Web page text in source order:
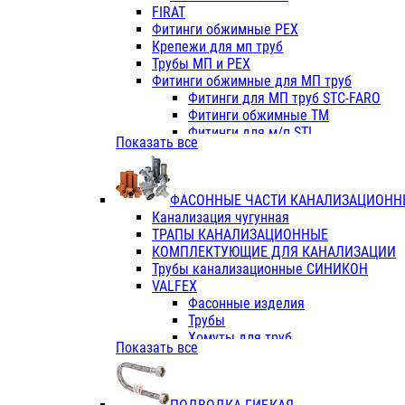
Фитинги ПП белые
Фитинги ПП белые
Фитинги ППс металл.белые
VALFEX
Трубы PE-RT
Трубы ПП водопровод белые
Трубы ПП водопровод серые
Трубы армированные
Трубы армированные
Фитинги с металл. серые
Фитинги ПП (серые)
Фитинги ПП белые
Краны
Фитинги ПП (белые)
Фитинги ПП с металлом белые
ПК КОНТУР
Краны полипропиленовые
Трубы полипропиленивые
FIRAT
Фитинги обжимные PEX
Крепежи для мп труб
Трубы МП и PEX
Фитинги обжимные для МП труб
Фитинги для МП труб STC-FARO
Фитинги обжимные ТМ
Фитинги для м/п STI
Фитинги для МП труб TITAN
TK
VALFEX
Показать все
ФАСОННЫЕ ЧАСТИ
Канализация чугунная
ТРАПЫ КАНАЛИЗАЦИОННЫЕ
КОМПЛЕКТУЮЩИЕ ДЛЯ КАНАЛИЗАЦИИ
Трубы канализационные СИНИКОН
VALFEX
Фасонные изделия
Трубы
Хомуты для труб
ПВХ (стройполимер)
Показать все